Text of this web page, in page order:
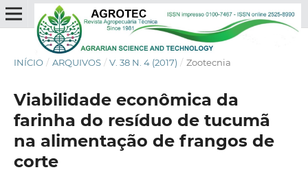
INÍCIO / ARQUIVOS / V. 38 N. 4 (2017) / Zootecnia
Viabilidade econômica da
farinha do resíduo de tucumã
na alimentação de frangos de
corte